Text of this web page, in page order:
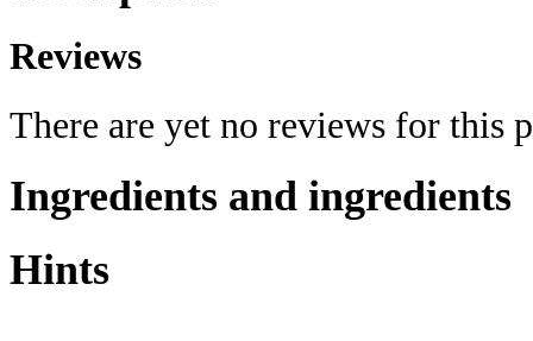
Reviews
There are yet no reviews for this
Ingredients and ingredients
Hints